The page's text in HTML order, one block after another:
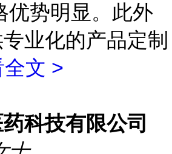
优势明显。此外
业化的产品定制
文 >
科技有限公司